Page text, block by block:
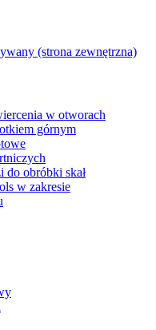
(strona zewnętrzna)
w otworach
górnym
do obróbki skał
w zakresie